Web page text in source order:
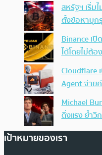
สหรัฐฯ เริ่ม
ตั้งข้อหาบุก
Binance เ
ได้โดยไม่ต้
Cloudflare
Agent จ่าย
Michael
ดิ่งแรง ย้ำวิ
เป้าหมายของเรา